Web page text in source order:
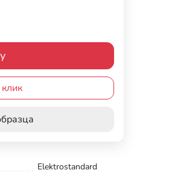
Elektrostandard